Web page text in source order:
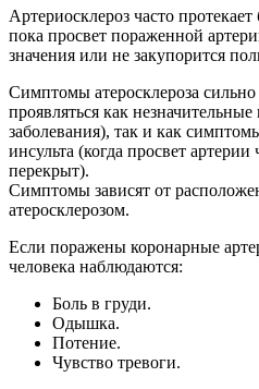
Артериосклероз часто
пока просвет пораженной
значения или не закупорится
Симптомы атеросклероза
проявляться как
заболевания), так и как
инсульта (когда просвет
перекрыт).
Симптомы зависят от
атеросклерозом.
Если поражены коронарные
человека наблюдаются:
Боль в груди.
Одышка.
Потение.
Чувство тревоги.